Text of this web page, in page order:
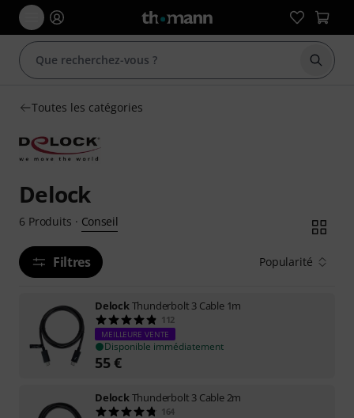
Toutes les catégories
Delock
6 Produits · Conseil
Filtres Popularité
DelockThunderbolt 3 Cable 1m
112
MEILLEURE VENTE
Disponible immédiatement
55€
DelockThunderbolt 3 Cable 2m
164